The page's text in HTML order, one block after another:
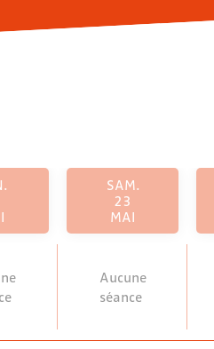
SAM.
23
MAI
Aucune
séance